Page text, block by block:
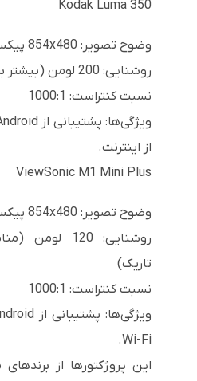
Kodak Luma 350
وضوح تصویر: 854x480 پیکسل (WVGA)
روشنایی: 200 لومن (بیشتر برای محیط‌های تاریک)
نسبت کنتراست: 1000:1
از اینترنت.
ViewSonic M1 Mini Plus
وضوح تصویر: 854x480 پیکسل (WVGA)
روشنایی: 120
تاریک)
نسبت کنتراست: 1000:1
Wi-Fi.
این پروژکتورها از